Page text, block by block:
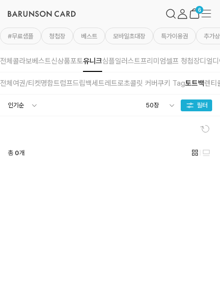
카
드
로
이
지
장
바
구
니
6
#무료샘플 청첩장 베스트 모바일초대장 특가이용권 추가
전체 콜라보베스트신상품포토유니크심플일러스트프리미엄셀프 청첩장디얼
전체 여권/티켓명함트럼프드립백세트레트로초콜릿 커버쿠키 Tag토트백렌티
필터
화
총 0개